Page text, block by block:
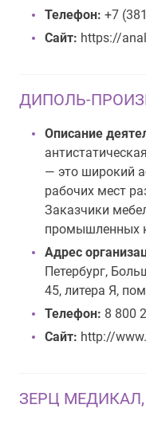
Телефон: +7
Сайт: https://
ДИПОЛЬ-
Описание
— это широкий
рабочих мест
Заказчики
промышленных
Адрес
Петербург,
45, литера Я,
Телефон: 8 800
Сайт: http://
ЗЕРЦ